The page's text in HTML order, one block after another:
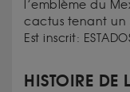
l’emblème du
cactus tenant un
Est inscrit:
HISTOIRE DE